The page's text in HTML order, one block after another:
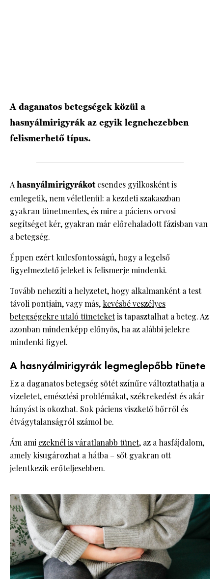
A daganatos betegségek közül a
hasnyálmirigyrák az egyik legnehezebben
felismerhető típus.
Ahasnyálmirigyrákotcsendes gyilkosként is
emlegetik, nem véletlenül: a kezdeti szakaszban
gyakran tünetmentes, és mire a páciens orvosi
segítséget kér, gyakran már előrehaladott fázisban van
a betegség.
Éppen ezért kulcsfontosságú, hogy a legelső
figyelmeztető jeleket is felismerje mindenki.
Tovább nehezíti a helyzetet, hogy alkalmanként a test
távoli pontjain, vagy más, kevésbé veszélyes
betegségekre utaló tüneteketis tapasztalhat a beteg. Az
azonban mindenképp előnyös, ha az alábbi jelekre
mindenki figyel.
A hasnyálmirigyrák legmeglepőbb tünete
Ez a daganatos betegség sötét színűre változtathatja a
vizeletet, emésztési problémákat, székrekedést és akár
hányást is okozhat. Sok páciens viszkető bőrről és
étvágytalanságról számol be.
Ám ami ezeknél is váratlanabb tünet, az a hasfájdalom,
amely kisugározhat a hátba – sőt gyakran ott
jelentkezik erőteljesebben.